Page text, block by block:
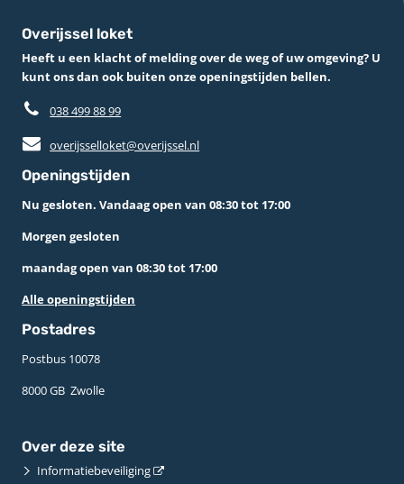
Overijssel loket
Heeft u een klacht of melding over de weg of uw omgeving? U
kunt ons dan ook buiten onze openingstijden bellen.
038 499 88 99
overijsselloket@overijssel.nl
Openingstijden
Nu gesloten. Vandaag open van 08:30 tot 17:00
Morgen gesloten
maandag open van 08:30 tot 17:00
Alle openingstijden
Postadres
Postbus 10078 ­
8000 GB ­ Zwolle
Over deze site
Informatiebeveiliging